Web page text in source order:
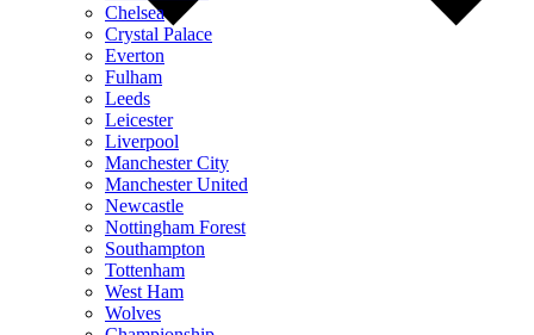
Chelsea
Crystal Palace
Everton
Fulham
Leeds
Leicester
Liverpool
Manchester City
Manchester United
Newcastle
Nottingham Forest
Southampton
Tottenham
West Ham
Wolves